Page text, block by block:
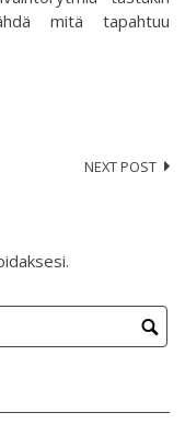
mitä tapahtuu
NEXT POST